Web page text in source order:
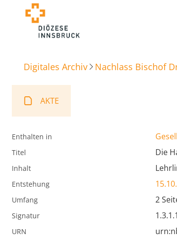
Digitales Archiv Nachlass Bischof
AKTE
Enthalten in
Titel Die
Inhalt
Entstehung
Umfang 2
Signatur
URN